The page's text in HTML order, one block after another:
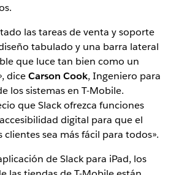
las tareas de venta y soporte
tabulado y una barra lateral
que luce tan bien como un
diceCarson Cook, Ingeniero para
los sistemas en T-Mobile.
que Slack ofrezca funciones
digital para que el
sea más fácil para todos».
de Slack para iPad, los